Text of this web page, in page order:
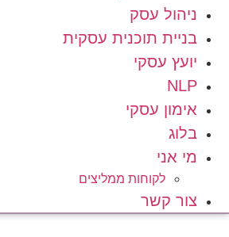
ניהול עסק
בניית תוכנית עסקית
יועץ עסקי
NLP
אימון עסקי
בלוג
מי אני
לקוחות ממליצים
צור קשר